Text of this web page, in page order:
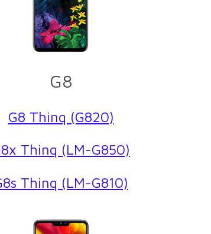
G8
G8 Thinq (G820)
Thinq (LM-G850)
Thinq (LM-G810)